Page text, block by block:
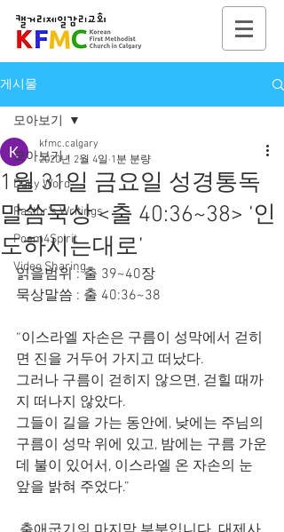
게시물
모아보기
Daily Word
Pastor's Writings
Poem4Spirit
Video Sharing
모아보기
1월 31일 금요일 성경통독
말씀묵상 <출 40:36~38> ‘인
도하시는대로’
kfmc.calgary
2020년 2월 4일 1분 분량
읽을범위 : 출 39~40장
묵상말씀 : 출 40:36~38
“이스라엘 자손은 구름이 성막에서 걷히
면 진을 거두어 가지고 떠났다.
그러나 구름이 걷히지 않으면, 걷힐 때까
지 떠나지 않았다.
그들이 길을 가는 동안에, 낮에는 주님의
구름이 성막 위에 있고, 밤에는 구름 가운
데 불이 있어서, 이스라엘 온 자손의 눈
앞을 밝혀 주었다.”